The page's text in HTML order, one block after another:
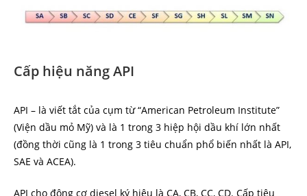
Cấp hiệu năng API
API – là viết tắt của cụm từ “American Petroleum Institute”
(Viện dầu mỏ Mỹ) và là 1 trong 3 hiệp hội dầu khí lớn nhất
(đồng thời cũng là 1 trong 3 tiêu chuẩn phổ biến nhất là API,
SAE và ACEA).
API cho động cơ diesel ký hiệu là CA, CB, CC, CD. Cấp tiêu